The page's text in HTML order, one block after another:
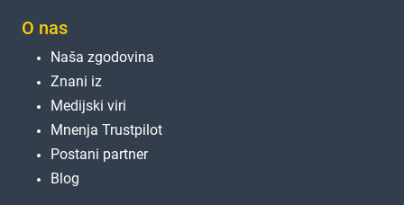
O nas
Naša zgodovina
Znani iz
Medijski viri
Mnenja Trustpilot
Postani partner
Blog